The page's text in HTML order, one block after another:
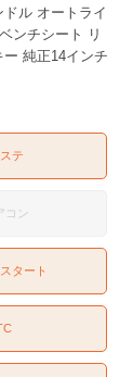
ル オートライ
ンチシート リ
純正14インチ
テ
コン
タート